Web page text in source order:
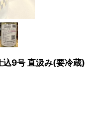
込9号 直汲み(要冷蔵)